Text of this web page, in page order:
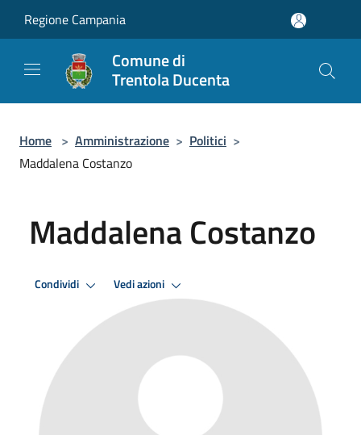
Regione Campania
Comune di
Trentola Ducenta
Home > Amministrazione > Politici >
Maddalena Costanzo
Maddalena Costanzo
Condividi Vedi azioni